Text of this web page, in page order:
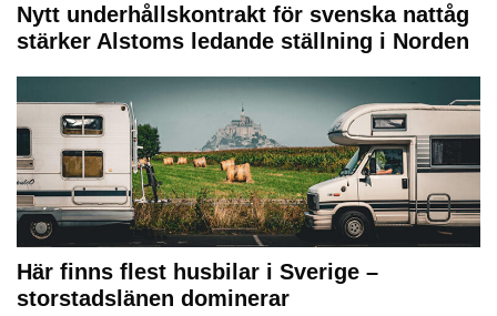
Nytt underhållskontrakt för svenska nattåg
stärker Alstoms ledande ställning i Norden
Här finns flest husbilar i Sverige –
storstadslänen dominerar